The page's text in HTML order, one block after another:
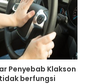
Penyebab Klakson
berfungsi